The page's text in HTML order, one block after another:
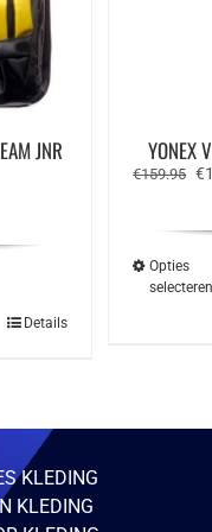
JNR
Details
YONEX
€159.95 €
Opties
selecteren
KLEDING
KLEDING